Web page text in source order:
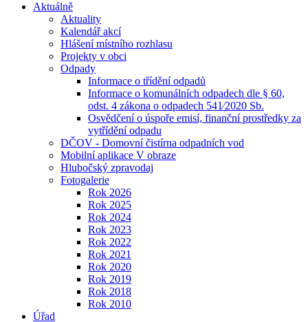
Aktuálně
Aktuality
Kalendář akcí
Hlášení místního rozhlasu
Projekty v obci
Odpady
Informace o třídění odpadů
Informace o komunálních odpadech dle § 60,
odst. 4 zákona o odpadech 541⁄2020 Sb.
Osvědčení o úspoře emisí, finanční prostředky za
vytřídění odpadu
DČOV - Domovní čistírna odpadních vod
Mobilní aplikace V obraze
Hlubočský zpravodaj
Fotogalerie
Rok 2026
Rok 2025
Rok 2024
Rok 2023
Rok 2022
Rok 2021
Rok 2020
Rok 2019
Rok 2018
Rok 2010
Úřad